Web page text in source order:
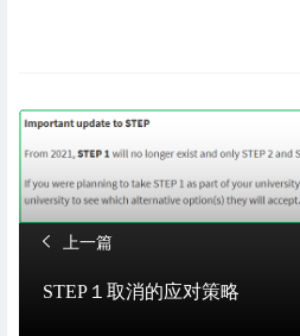
上一篇
STEP１取消的应对策略